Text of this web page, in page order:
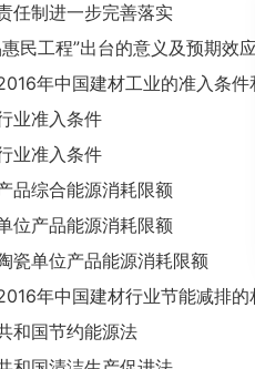
任制进一步完善落实
民工程”出台的意义及预期效应
年中国建材工业的准入条件
业准入条件
业准入条件
品综合能源消耗限额
位产品能源消耗限额
瓷单位产品能源消耗限额
年中国建材行业节能减排的
和国节约能源法